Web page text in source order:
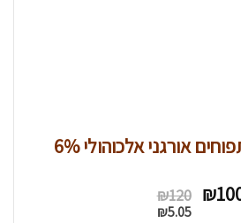
אורגני אלכוהולי 6%
₪120 המחיר
₪
המחיר
₪5.05